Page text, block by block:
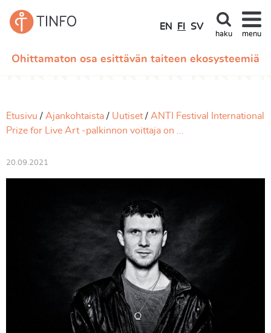
Ohittamaton osa esittävän taiteen ekosysteemiä
EN FI SV
haku menu
Etusivu Ajankohtaista Uutiset
ANTI Festival International
Prize for Live Art -palkinnon voittaja on ...
20.09.2021